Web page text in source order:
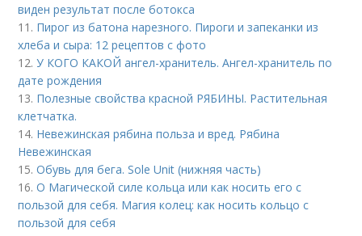
виден результат после ботокса
11. Пирог из батона нарезного. Пироги и запеканки из
хлеба и сыра: 12 рецептов с фото
12.У КОГО КАКОЙ ангел-хранитель. Ангел-хранитель по
дате рождения
13. Полезные свойства красной РЯБИНЫ. Растительная
клетчатка.
14. Невежинская рябина польза и вред. Рябина
Невежинская
15.Обувь для бега. Sole Unit (нижняя часть)
16.О Магической силе кольца или как носить его с
пользой для себя. Магия колец: как носить кольцо с
пользой для себя